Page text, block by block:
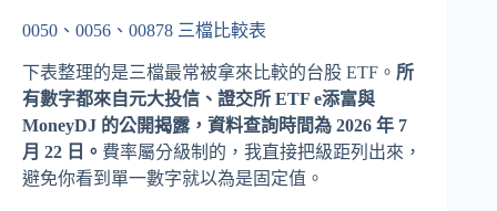
0050、0056、00878 三檔比較表
下表整理的是三檔最常被拿來比較的台股 ETF。 所
有數字都來自元大投信、證交所 ETF e添富與
MoneyDJ 的公開揭露，資料查詢時間為 2026 年 7
月 22 日。 費率屬分級制的，我直接把級距列出來，
避免你看到單一數字就以為是固定值。